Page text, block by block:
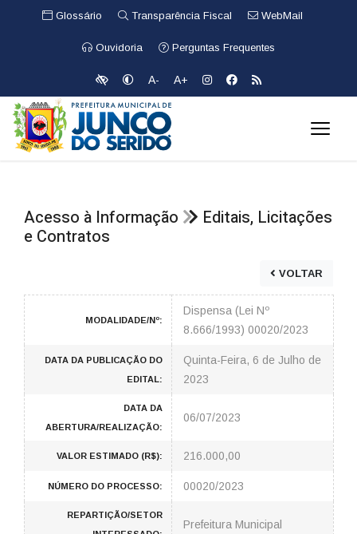
Glossário Transparência Fiscal WebMail
Ouvidoria Perguntas Frequentes
A- A+
Acesso à Informação
Editais, Licitações
e Contratos
VOLTAR
MODALIDADE/Nº:
Dispensa (Lei Nº
8.666/1993) 00020/2023
DATA DA PUBLICAÇÃO DO
EDITAL:
Quinta-Feira, 6 de Julho de
2023
DATA DA
ABERTURA/REALIZAÇÃO:
06/07/2023
VALOR ESTIMADO (R$): 216.000,00
NÚMERO DO PROCESSO: 00020/2023
REPARTIÇÃO/SETOR
Prefeitura Municipal